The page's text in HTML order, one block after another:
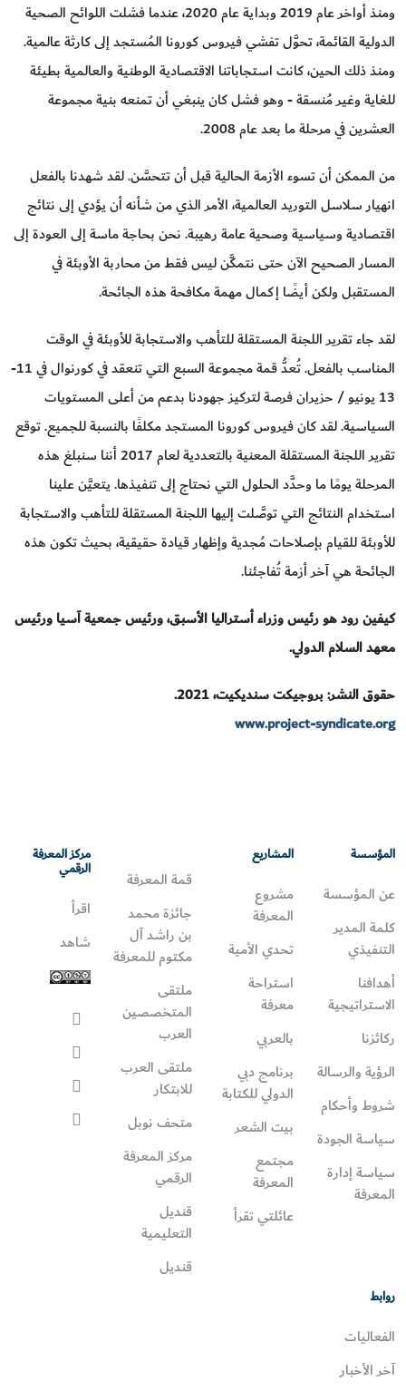
ومنذ أواخر عام 2019 وبداية عام 2020، عندما فشلت اللوائح الصحية
الدولية القائمة، تحوَّل تفشي فيروس كورونا المُستجد إلى كارثة عالمية.
ومنذ ذلك الحين، كانت استجاباتنا الاقتصادية الوطنية والعالمية بطيئة
للغاية وغير مُنسقة - وهو فشل كان ينبغي أن تمنعه بنية مجموعة
العشرين في مرحلة ما بعد عام 2008.
من الممكن أن تسوء الأزمة الحالية قبل أن تتحسَّن. لقد شهدنا بالفعل
انهيار سلاسل التوريد العالمية، الأمر الذي من شأنه أن يؤدي إلى نتائج
اقتصادية وسياسية وصحية عامة رهيبة. نحن بحاجة ماسة إلى العودة إلى
المسار الصحيح الآن حتى نتمكَّن ليس فقط من محاربة الأوبئة في
المستقبل ولكن أيضًا إكمال مهمة مكافحة هذه الجائحة.
لقد جاء تقرير اللجنة المستقلة للتأهب والاستجابة للأوبئة في الوقت
المناسب بالفعل. تُعدُّ قمة مجموعة السبع التي تنعقد في كورنوال في 11-
13 يونيو / حزيران فرصة لتركيز جهودنا بدعم من أعلى المستويات
السياسية. لقد كان فيروس كورونا المستجد مكلفًا بالنسبة للجميع. توقع
تقرير اللجنة المستقلة المعنية بالتعددية لعام 2017 أننا سنبلغ هذه
المرحلة يومًا ما وحدَّد الحلول التي نحتاج إلى تنفيذها. يتعيَّن علينا
استخدام النتائج التي توصَّلت إليها اللجنة المستقلة للتأهب والاستجابة
للأوبئة للقيام بإصلاحات مُجدية وإظهار قيادة حقيقية، بحيث تكون هذه
الجائحة هي آخر أزمة تُفاجئنا.
كيفين رود هو رئيس وزراء أستراليا الأسبق، ورئيس جمعية آسيا ورئيس
معهد السلام الدولي.
حقوق النشر: بروجيكت سنديكيت، 2021.
www.project-syndicate.org
المؤسسة
عن المؤسسة
كلمة المدير
التنفيذي
أهدافنا
الاستراتيجية
ركائزنا
الرؤية والرسالة
شروط وأحكام
سياسة الجودة
سياسة إدارة
المعرفة
المشاريع
مشروع
المعرفة
تحدي الأمية
استراحة
معرفة
بالعربي
برنامج دبي
الدولي للكتابة
بيت الشعر
مجتمع
المعرفة
عائلتي تقرأ‎
قمة المعرفة
جائزة محمد
بن راشد آل
مكتوم للمعرفة
ملتقى
المتخصصين
العرب
ملتقى العرب
للابتكار
متحف نوبل
مركز المعرفة
الرقمي
قنديل
التعليمية
قنديل
مركز المعرفة
الرقمي
اقرأ
شاهد
روابط
الفعاليات
آخر الأخبار